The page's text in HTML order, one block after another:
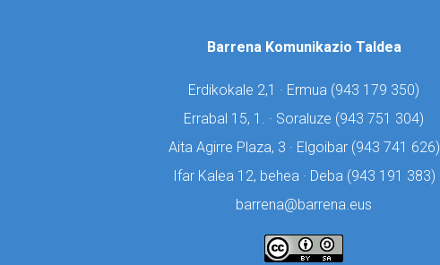
Barrena Komunikazio Taldea
Erdikokale 2,1 · Ermua (943 179 350)
Errabal 15, 1. · Soraluze (943 751 304)
Aita Agirre Plaza, 3 · Elgoibar (943 741 626)
Ifar Kalea 12, behea · Deba (943 191 383)
barrena@barrena.eus